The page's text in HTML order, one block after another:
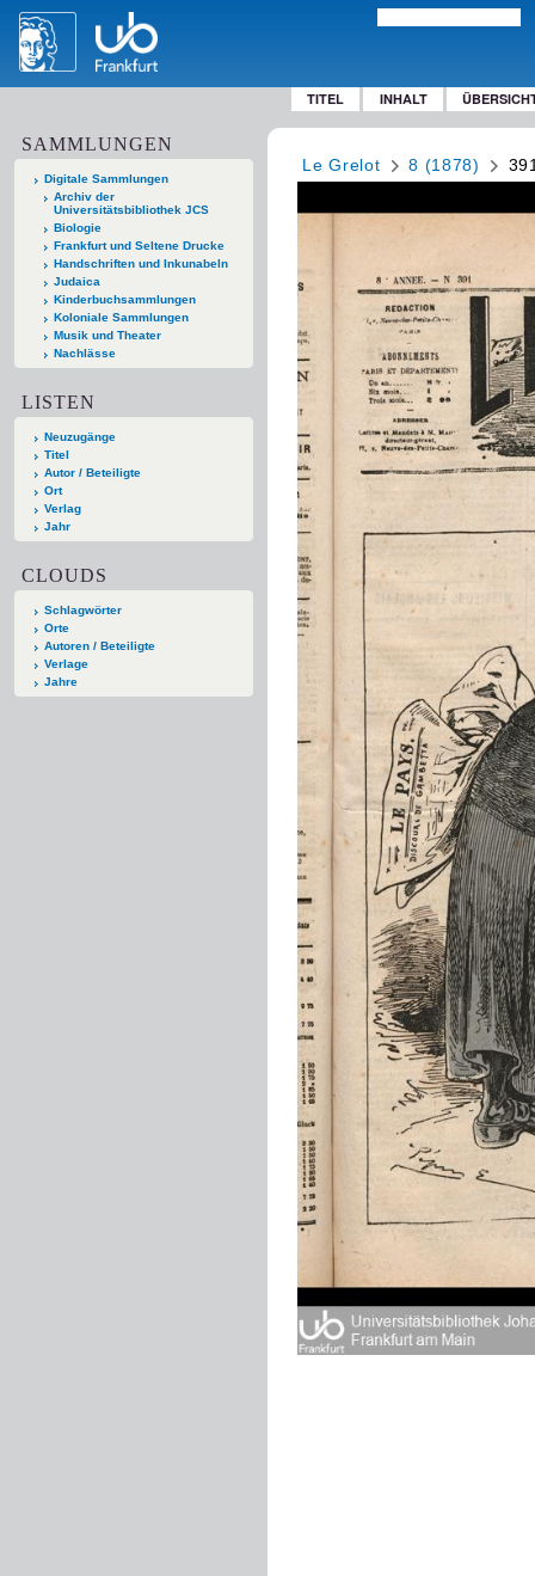
TITEL INHALT
SAMMLUNGEN
Digitale Sammlungen
Archiv der
Universitätsbibliothek JCS
Biologie
Frankfurt und Seltene Drucke
Handschriften und Inkunabeln
Judaica
Kinderbuchsammlungen
Koloniale Sammlungen
Musik und Theater
Nachlässe
LISTEN
Neuzugänge
Titel
Autor / Beteiligte
Ort
Verlag
Jahr
CLOUDS
Schlagwörter
Orte
Autoren / Beteiligte
Verlage
Jahre
Le Grelot 8 (1878)